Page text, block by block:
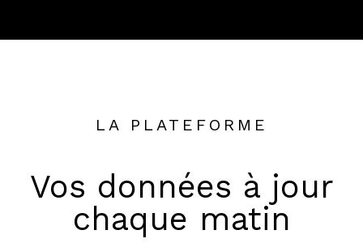
LA PLATEFORME
Vos données à jour
chaque matin